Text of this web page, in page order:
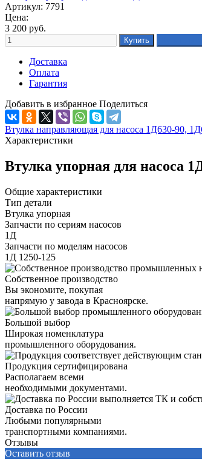
Артикул: 7791
Цена:
3 200 руб.
Доставка
Оплата
Гарантия
Добавить в избранное Поделиться
Втулка направляющая для насоса 1Д630-90,
Характеристики
Втулка упорная для насоса
Общие характеристики
Тип детали
Втулка упорная
Запчасти по сериям насосов
1Д
Запчасти по моделям насосов
1Д 1250-125
Собственное производство
Вы экономите, покупая
напрямую у завода в Красноярске.
Большой выбор
Широкая номенклатура
промышленного оборудования.
Продукция сертифицирована
Располагаем всеми
необходимыми документами.
Доставка по России
Любыми популярными
транспортными компаниями.
Отзывы
Оставить отзыв